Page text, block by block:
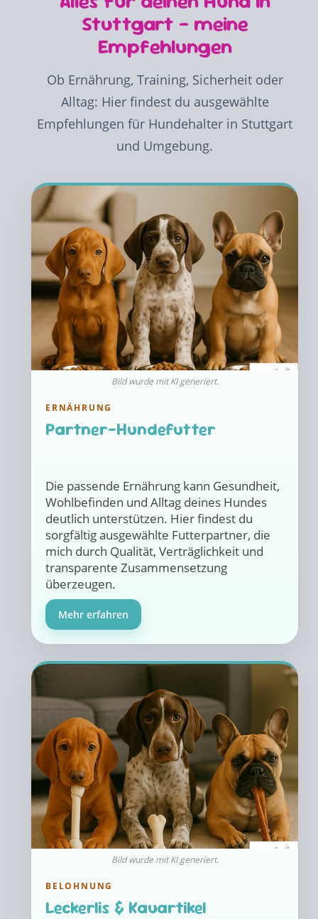
Stuttgart – meine
Empfehlungen
Ob Ernährung, Training, Sicherheit oder
Alltag: Hier findest du ausgewählte
Empfehlungen für Hundehalter in Stuttgart
und Umgebung.
Bild wurde mit KI generiert.
ERNÄHRUNG
Partner-Hundefutter
Die passende Ernährung kann Gesundheit,
Wohlbefinden und Alltag deines Hundes
deutlich unterstützen. Hier findest du
sorgfältig ausgewählte Futterpartner, die
mich durch Qualität, Verträglichkeit und
transparente Zusammensetzung
überzeugen.
Mehr erfahren
Bild wurde mit KI generiert.
BELOHNUNG
Leckerlis & Kauartikel